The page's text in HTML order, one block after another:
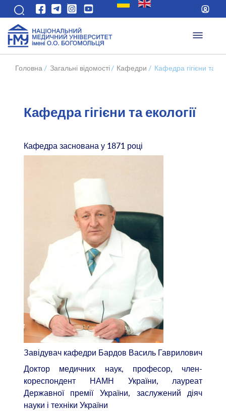
Головна / Загальні відомості / Кафедри / Кафедра гігієни та
Кафедра гігієни та екології
Кафедра заснована у 1871 році
Завідувач кафедри Бардов Василь Гаврилович
Доктор медичних наук, професор, член-
кореспондент НАМН України, лауреат
Державної премії України, заслужений діяч
науки і техніки України